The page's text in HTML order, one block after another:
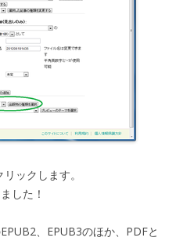
ックします。
した！
、EPUB3のほか、PDFと